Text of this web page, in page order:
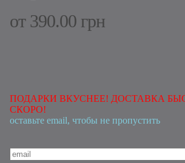
от 390.00 грн
ПОДАРКИ ВКУСНЕЕ! ДОСТАВКА
СКОРО!
оставьте email, чтобы не пропустить